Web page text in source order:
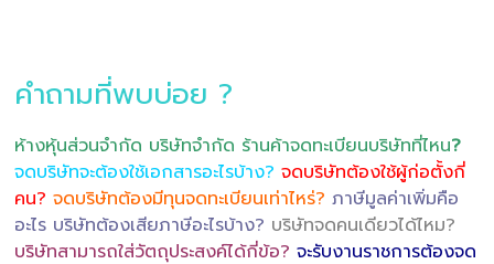
คำถามที่พบบ่อย ?
ห้างหุ้นส่วนจำกัด บริษัทจำกัด ร้านค้าจดทะเบียนบริษัทที่ไหน?
จดบริษัทจะต้องใช้เอกสารอะไรบ้าง? จดบริษัทต้องใช้ผู้ก่อตั้งกี่
คน? จดบริษัทต้องมีทุนจดทะเบียนเท่าไหร่? ภาษีมูลค่าเพิ่มคือ
อะไร บริษัทต้องเสียภาษีอะไรบ้าง? บริษัทจดคนเดียวได้ไหม?
บริษัทสามารถใส่วัตถุประสงค์ได้กี่ข้อ? จะรับงานราชการต้องจด